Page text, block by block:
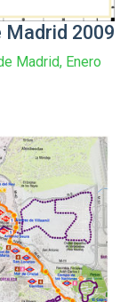
Madrid 2009
Madrid, Enero